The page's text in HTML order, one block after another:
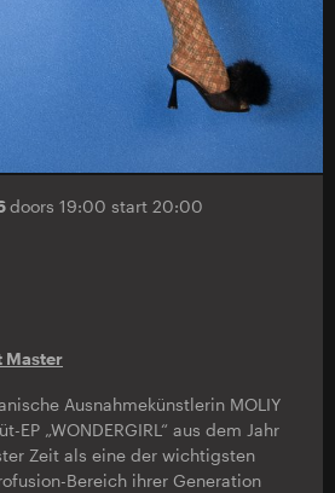
doors 19:00 start 20:00
Master
Ausnahmekünstlerin MOLIY
EP „WONDERGIRL“ aus dem Jahr
Zeit als eine der wichtigsten
Bereich ihrer Generation